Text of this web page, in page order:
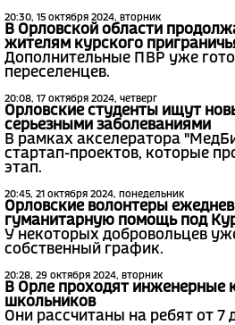
20:30, 15 октября 2024, вторник
В Орловской области
жителям курского
Дополнительные ПВР уже
переселенцев.
20:08, 17 октября 2024, четверг
Орловские студенты ищут
серьезными заболеваниями
В рамках акселератора
стартап-проектов, которые
этап.
20:45, 21 октября 2024, понедельник
Орловские волонтеры
гуманитарную помощь под
У некоторых добровольцев
собственный график.
20:28, 29 октября 2024, вторник
В Орле проходят инженерные
школьников
Они рассчитаны на ребят от 7